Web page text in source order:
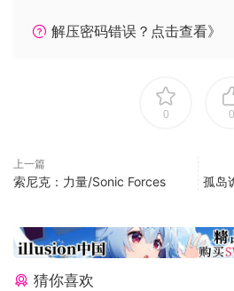
主线剧情关卡+支线关卡+挑战模式
15种以上友军战斗单位，有各自的特
游历幻想乡
每个战斗场景都是精心设计，博丽神
里，雾之湖，红魔馆，九天瀑布，
只是欣赏一下风景都足够快乐了吧！
东方Project同人游戏
这是一个东方Project同人游戏，原作
解压密码错误？点击查看》
0 0
上一篇
索尼克：力量/Sonic Forces
孤岛
猜你喜欢